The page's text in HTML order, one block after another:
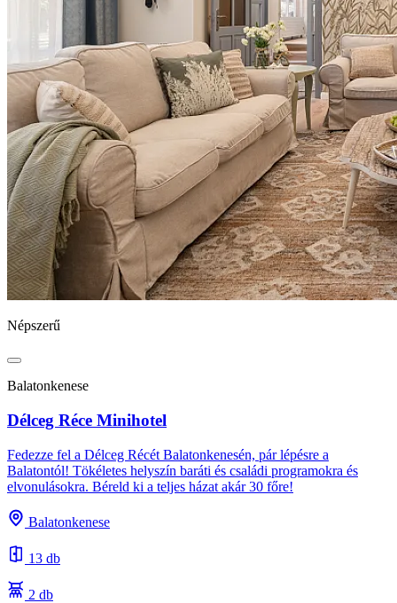
Népszerű
Balatonkenese
Délceg Réce Minihotel
Fedezze fel a Délceg Récét Balatonkenesén, pár lépésre a
Balatontól! Tökéletes helyszín baráti és családi programokra és
elvonulásokra. Béreld ki a teljes házat akár 30 főre!
Balatonkenese
13 db
2 db